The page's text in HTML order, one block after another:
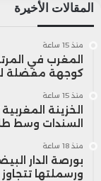
المقالات الأخيرة
منذ 15 ساعة
كوجهة مفضلة
منذ 15 ساعة
السندات وسط
منذ 18 ساعة
بورصة الدار
ورسملتها تتجاوز 1.073 تريليون درهم